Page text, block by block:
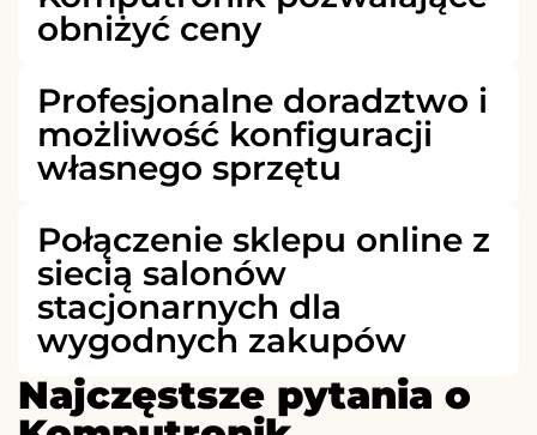
obniżyć ceny
Profesjonalne doradztwo i
możliwość konfiguracji
własnego sprzętu
Połączenie sklepu online z
siecią salonów
stacjonarnych dla
wygodnych zakupów
Najczęstsze pytania o